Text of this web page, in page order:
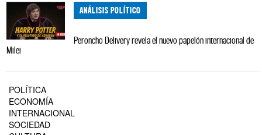
ANÁLISIS POLÍTICO
Peroncho Delivery revela el nuevo papelón internacional de
Milei
POLÍTICA
ECONOMÍA
INTERNACIONAL
SOCIEDAD